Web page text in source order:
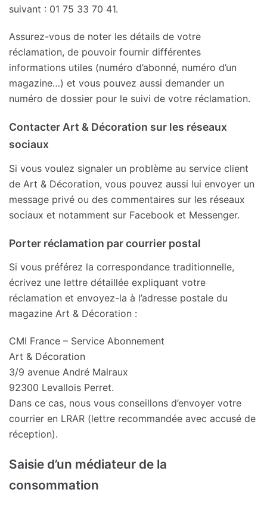
suivant : 01 75 33 70 41.
Assurez-vous de noter les détails de votre
réclamation, de pouvoir fournir différentes
informations utiles (numéro d’abonné, numéro d’un
magazine…) et vous pouvez aussi demander un
numéro de dossier pour le suivi de votre réclamation.
Contacter Art & Décoration sur les réseaux
sociaux
Si vous voulez signaler un problème au service client
de Art & Décoration, vous pouvez aussi lui envoyer un
message privé ou des commentaires sur les réseaux
sociaux et notamment sur Facebook et Messenger.
Porter réclamation par courrier postal
Si vous préférez la correspondance traditionnelle,
écrivez une lettre détaillée expliquant votre
réclamation et envoyez-la à l’adresse postale du
magazine Art & Décoration :
CMI France – Service Abonnement
Art & Décoration
3/9 avenue André Malraux
92300 Levallois Perret.
Dans ce cas, nous vous conseillons d’envoyer votre
courrier en LRAR (lettre recommandée avec accusé de
réception).
Saisie d’un médiateur de la
consommation